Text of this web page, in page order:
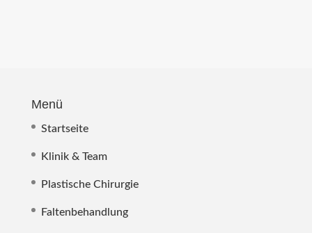
Menü
Startseite
Klinik & Team
Plastische Chirurgie
Faltenbehandlung